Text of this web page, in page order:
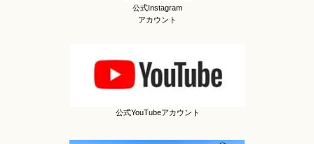
公式Instagram
アカウント
公式YouTubeアカウント